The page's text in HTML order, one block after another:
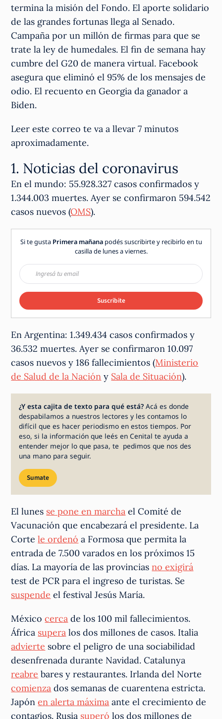
termina la misión del Fondo. El aporte solidario
de las grandes fortunas llega al Senado.
Campaña por un millón de firmas para que se
trate la ley de humedales. El fin de semana hay
cumbre del G20 de manera virtual. Facebook
asegura que eliminó el 95% de los mensajes de
odio. El recuento en Georgia da ganador a
Biden.
Leer este correo te va a llevar 7 minutos
aproximadamente.
1. Noticias del coronavirus
En el mundo: 55.928.327 casos confirmados y
1.344.003 muertes. Ayer se confirmaron 594.542
casos nuevos (OMS).
Si te gusta Primera mañanapodés suscribirte y recibirlo en tu
casilla de lunes a viernes.
Suscribite
En Argentina: 1.349.434 casos confirmados y
36.532 muertes. Ayer se confirmaron 10.097
casos nuevos y 186 fallecimientos (Ministerio
de Salud de la Nación y Sala de Situación).
¿Y esta cajita de texto para qué está?Acá es donde
despabilamos a nuestros lectores y les contamos lo
difícil que es hacer periodismo en estos tiempos. Por
eso, si la información que leés en Cenital te ayuda a
entender mejor lo que pasa, te pedimos que nos des
una mano para seguir.
Sumate
El lunes se pone en marcha el Comité de
Vacunación que encabezará el presidente. La
Cortele ordenó a Formosa que permita la
entrada de 7.500 varados en los próximos 15
días. La mayoría de las provinciasno exigirá
test de PCR para el ingreso de turistas. Se
suspende el festival Jesús María.
Méxicocerca de los 100 mil fallecimientos.
África supera los dos millones de casos. Italia
advierte sobre el peligro de una sociabilidad
desenfrenada durante Navidad. Catalunya
reabre bares y restaurantes. Irlanda del Norte
comienza dos semanas de cuarentena estricta.
Japónen alerta máxima ante el crecimiento de
contagios. Rusia superó los dos millones de